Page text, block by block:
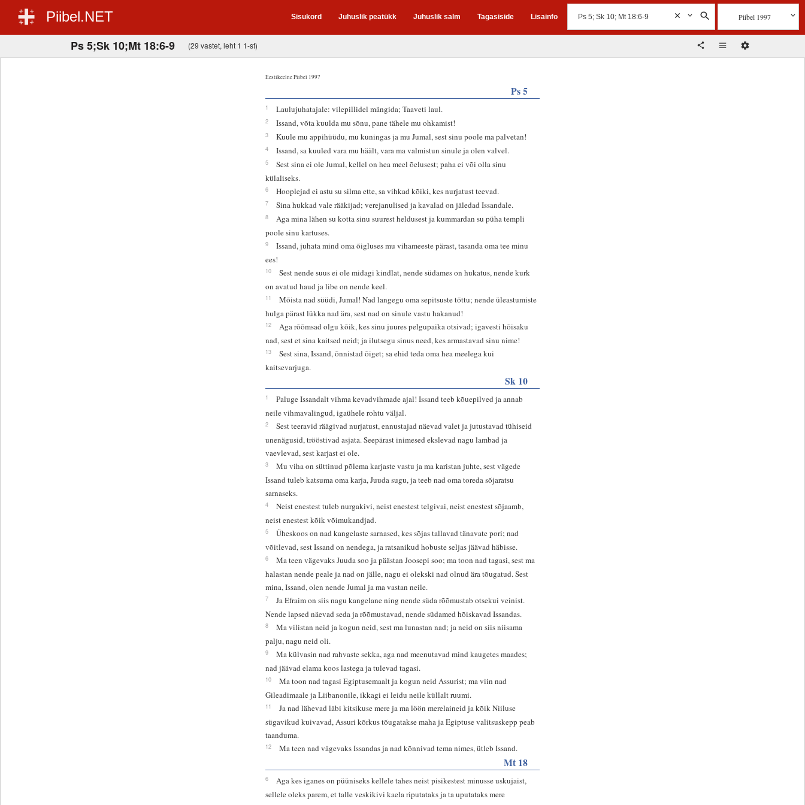
Piibel.NET Sisukord Juhuslik peatükk Juhuslik salm Tagasiside Lisainfo Piibel 1997
Ps 5;Sk 10;Mt 18:6-9 (29 vastet, leht 1 1-st)
Eestikeelne Piibel 1997
Ps 5
1 Laulujuhatajale: vilepillidel mängida; Taaveti laul.
2 Issand, võta kuulda mu sõnu, pane tähele mu ohkamist!
3 Kuule mu appihüüdu, mu kuningas ja mu Jumal, sest sinu poole ma palvetan!
4 Issand, sa kuuled vara mu häält, vara ma valmistun sinule ja olen valvel.
5
Sest sina ei ole Jumal, kellel on hea meel õelusest; paha ei või olla sinu
külaliseks.
6 Hooplejad ei astu su silma ette, sa vihkad kõiki, kes nurjatust teevad.
7 Sina hukkad vale rääkijad; verejanulised ja kavalad on jäledad Issandale.
8
Aga mina lähen su kotta sinu suurest heldusest ja kummardan su püha templi
poole sinu kartuses.
9
Issand, juhata mind oma õigluses mu vihameeste pärast, tasanda oma tee minu
ees!
10
Sest nende suus ei ole midagi kindlat, nende südames on hukatus, nende kurk
on avatud haud ja libe on nende keel.
11
Mõista nad süüdi, Jumal! Nad langegu oma sepitsuste tõttu; nende üleastumiste
hulga pärast lükka nad ära, sest nad on sinule vastu hakanud!
12
Aga rõõmsad olgu kõik, kes sinu juures pelgupaika otsivad; igavesti hõisaku
nad, sest et sina kaitsed neid; ja ilutsegu sinus need, kes armastavad sinu nime!
13
Sest sina, Issand, õnnistad õiget; sa ehid teda oma hea meelega kui
kaitsevarjuga.
Sk 10
1
Paluge Issandalt vihma kevadvihmade ajal! Issand teeb kõuepilved ja annab
neile vihmavalingud, igaühele rohtu väljal.
2
Sest teeravid räägivad nurjatust, ennustajad näevad valet ja jutustavad tühiseid
unenägusid, trööstivad asjata. Seepärast inimesed ekslevad nagu lambad ja
vaevlevad, sest karjast ei ole.
3
Mu viha on süttinud põlema karjaste vastu ja ma karistan juhte, sest vägede
Issand tuleb katsuma oma karja, Juuda sugu, ja teeb nad oma toreda sõjaratsu
sarnaseks.
4
Neist enestest tuleb nurgakivi, neist enestest telgivai, neist enestest sõjaamb,
neist enestest kõik võimukandjad.
5
Üheskoos on nad kangelaste sarnased, kes sõjas tallavad tänavate pori; nad
võitlevad, sest Issand on nendega, ja ratsanikud hobuste seljas jäävad häbisse.
6
Ma teen vägevaks Juuda soo ja päästan Joosepi soo; ma toon nad tagasi, sest ma
halastan nende peale ja nad on jälle, nagu ei olekski nad olnud ära tõugatud. Sest
mina, Issand, olen nende Jumal ja ma vastan neile.
7
Ja Efraim on siis nagu kangelane ning nende süda rõõmustab otsekui veinist.
Nende lapsed näevad seda ja rõõmustavad, nende südamed hõiskavad Issandas.
8
Ma vilistan neid ja kogun neid, sest ma lunastan nad; ja neid on siis niisama
palju, nagu neid oli.
9
Ma külvasin nad rahvaste sekka, aga nad meenutavad mind kaugetes maades;
nad jäävad elama koos lastega ja tulevad tagasi.
10
Ma toon nad tagasi Egiptusemaalt ja kogun neid Assurist; ma viin nad
Gileadimaale ja Liibanonile, ikkagi ei leidu neile küllalt ruumi.
11
Ja nad lähevad läbi kitsikuse mere ja ma löön merelaineid ja kõik Niiluse
sügavikud kuivavad, Assuri kõrkus tõugatakse maha ja Egiptuse valitsuskepp peab
taanduma.
12 Ma teen nad vägevaks Issandas ja nad kõnnivad tema nimes, ütleb Issand.
Mt 18
6
Aga kes iganes on püüniseks kellele tahes neist pisikestest minusse uskujaist,
sellele oleks parem, et talle veskikivi kaela riputataks ja ta uputataks mere